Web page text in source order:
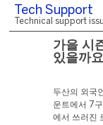
Tech Support
Technical support
가을 시
있을까요
두산의 외국
운트에서 7
에서 쓰러진